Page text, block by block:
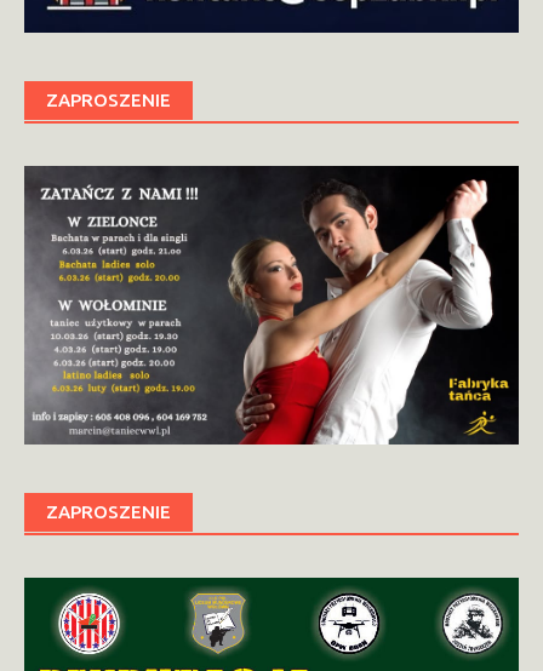
ZAPROSZENIE
ZAPROSZENIE